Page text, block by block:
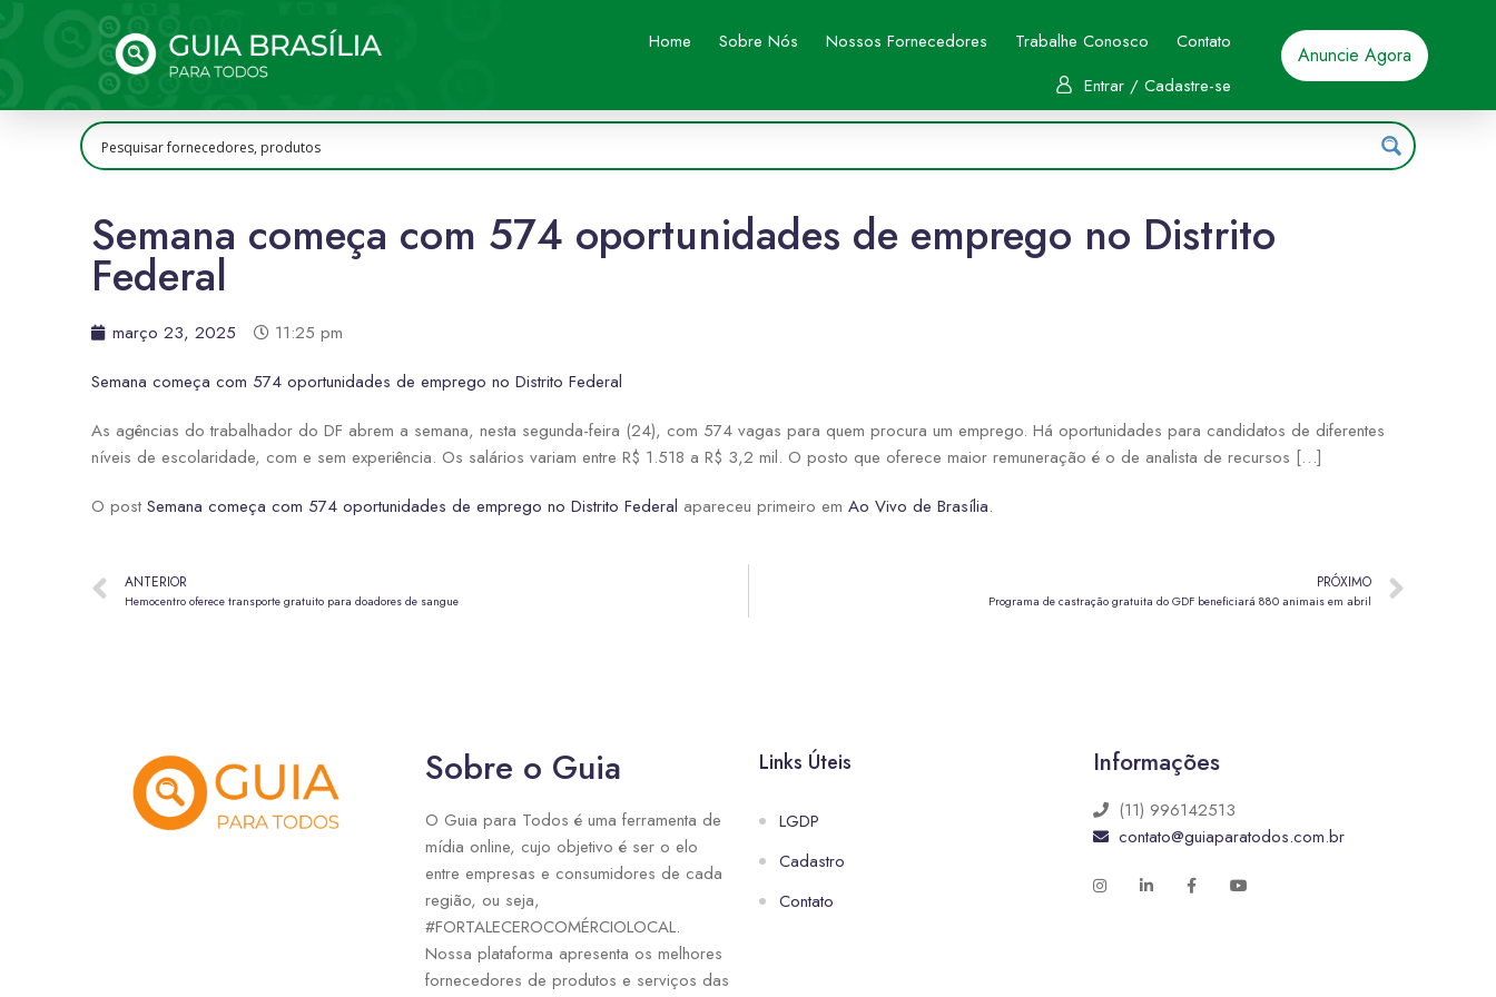
Home Sobre Nós Nossos Fornecedores Trabalhe Conosco
Contato
Entrar / Cadastre-se
Anuncie Agora
Semana começa com 574 oportunidades de emprego no Distrito
Federal
março 23, 2025
11:25 pm
Semana começa com 574 oportunidades de emprego no Distrito Federal
As agências do trabalhador do DF abrem a semana, nesta segunda-feira (24), com 574 vagas para quem procura um emprego. Há oportunidades para candidatos de diferentes
níveis de escolaridade, com e sem experiência. Os salários variam entre R$ 1.518 a R$ 3,2 mil. O posto que oferece maior remuneração é o de analista de recursos […]
O post Semana começa com 574 oportunidades de emprego no Distrito Federal apareceu primeiro em Ao Vivo de Brasília.
ANTERIOR
Hemocentro oferece transporte gratuito para doadores de sangue
PRÓXIMO
Programa de castração gratuita do GDF beneficiará 880 animais em abril
Sobre o Guia
O Guia para Todos é uma ferramenta de
mídia online, cujo objetivo é ser o elo
entre empresas e consumidores de cada
região, ou seja,
#FORTALECEROCOMÉRCIOLOCAL.
Nossa plataforma apresenta os melhores
fornecedores de produtos e serviços das
Links Úteis
LGDP
Cadastro
Contato
Informações
(11) 996142513
contato@guiaparatodos.com.br